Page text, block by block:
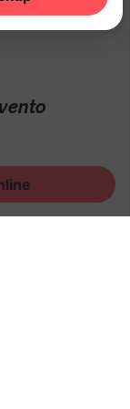
USA